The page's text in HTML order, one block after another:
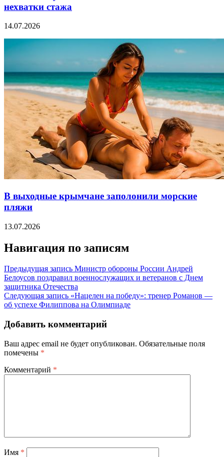
нехватки стажа
14.07.2026
В выходные крымчане заполонили морские
пляжи
13.07.2026
Навигация по записям
Предыдущая запись Министр обороны России Андрей
Белоусов поздравил военнослужащих и ветеранов с Днем
защитника Отечества
Следующая запись «Нацелен на победу»: тренер Романов —
об успехе Филиппова на Олимпиаде
Добавить комментарий
Ваш адрес email не будет опубликован. Обязательные поля
помечены *
Комментарий *
Имя *